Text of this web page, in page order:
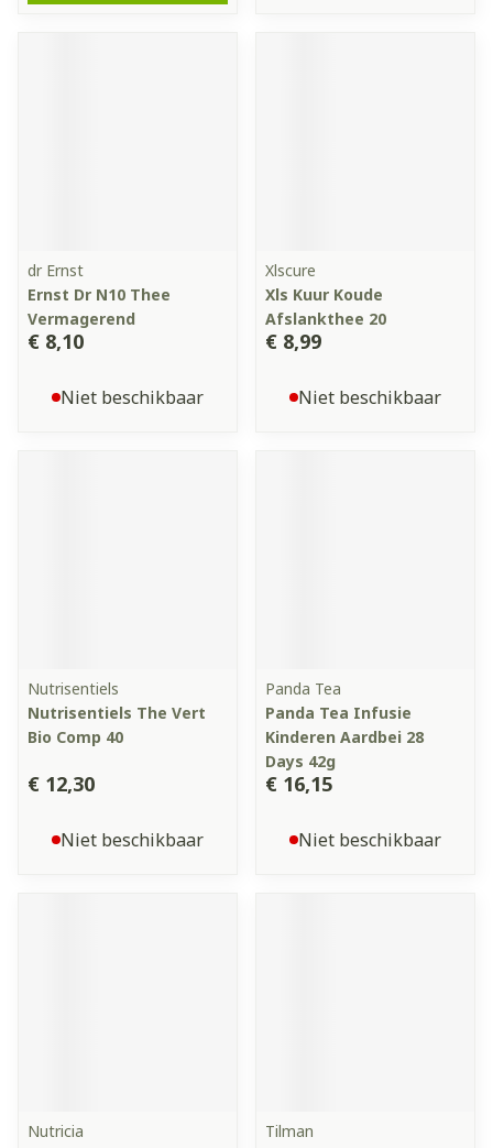
dr Ernst
Ernst Dr N10 Thee
Vermagerend
€ 8,10
Niet beschikbaar
Xlscure
Xls Kuur Koude
Afslankthee 20
€ 8,99
Niet beschikbaar
Nutrisentiels
Nutrisentiels The Vert
Bio Comp 40
€ 12,30
Niet beschikbaar
Panda Tea
Panda Tea Infusie
Kinderen Aardbei 28
Days 42g
€ 16,15
Niet beschikbaar
Nutricia
Tilman